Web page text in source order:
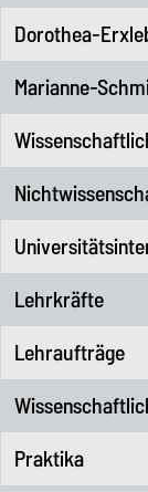
Dorothea-
Marianne-
Lehrkräfte
Lehraufträge
Praktika